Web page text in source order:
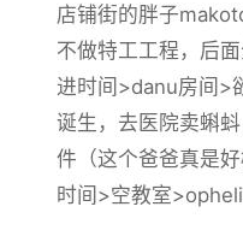
店铺街的胖子
不做特工工程，后
进时间>danu房间>
诞生，去医院卖蝌
件（这个爸爸真是
时间>空教室